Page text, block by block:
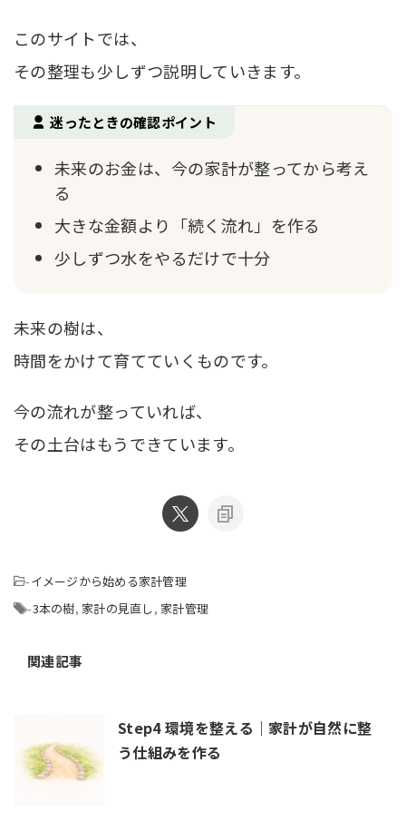
このサイトでは、
その整理も少しずつ説明していきます。
迷ったときの確認ポイント
未来のお金は、今の家計が整ってから考え
る
大きな金額より「続く流れ」を作る
少しずつ水をやるだけで十分
未来の樹は、
時間をかけて育てていくものです。
今の流れが整っていれば、
その土台はもうできています。
-イメージから始める家計管理
-3本の樹, 家計の見直し, 家計管理
関連記事
Step4 環境を整える｜家計が自然に整
う仕組みを作る